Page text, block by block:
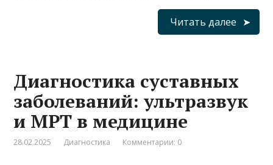
Читать далее
Диагностика суставных
заболеваний: ультразвук
и МРТ в медицине
28.02.2025 Диагностика Комментарии: 0